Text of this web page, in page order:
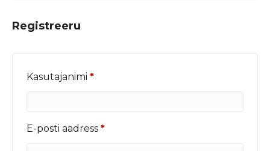
Registreeru
Kasutajanimi *Nõutud
E-posti aadress *Nõutud